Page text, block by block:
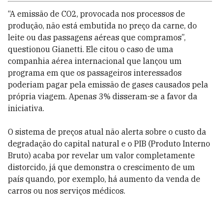
“A emissão de CO2, provocada nos processos de
produção, não está embutida no preço da carne, do
leite ou das passagens aéreas que compramos”,
questionou Gianetti. Ele citou o caso de uma
companhia aérea internacional que lançou um
programa em que os passageiros interessados
poderiam pagar pela emissão de gases causados pela
própria viagem. Apenas 3% disseram-se a favor da
iniciativa.
O sistema de preços atual não alerta sobre o custo da
degradação do capital natural e o PIB (Produto Interno
Bruto) acaba por revelar um valor completamente
distorcido, já que demonstra o crescimento de um
país quando, por exemplo, há aumento da venda de
carros ou nos serviços médicos.